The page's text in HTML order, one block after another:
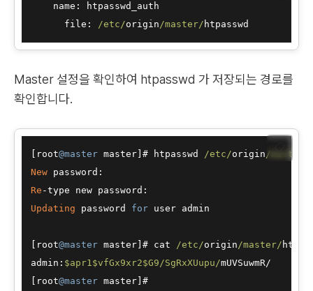
    name: htpasswd_auth
      file:
/etc/origin/master/
Master 설정을 확인하여 htpasswd 가 저장되는 경로를
확인합니다.
[root@master master]# htpasswd /etc/origin /master/
New
Re -
Updating password for user admin
[root@master master]# cat /etc/origin /master/
admin: $apr1 $vfGx9xr2$G9 /SgRxXUupu/mUVSuwmR/
[root@master master]#